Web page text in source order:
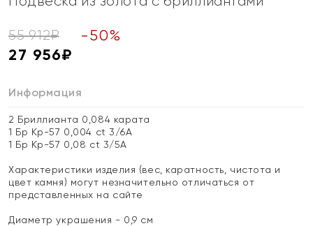
55 912₽ -50%
27 956₽
Информация
2 Бриллианта 0,084 карата
1 Бр Кр-57 0,004 ct 3/6А
1 Бр Кр-57 0,08 ct 3/5А
Характеристики изделия (вес, каратность, чистота и
цвет камня) могут незначительно отличаться от
представленных на сайте
Диаметр украшения - 0,9 см